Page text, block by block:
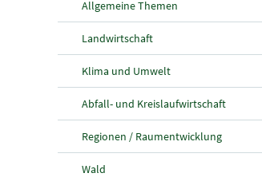
Allgemeine Themen
Landwirtschaft
Klima und Umwelt
Abfall- und Kreislaufwirtschaft
Regionen / Raumentwicklung
Wald